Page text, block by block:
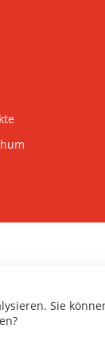
Sie